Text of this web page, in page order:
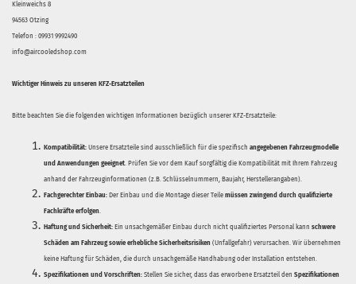
Kleinweichs 8
94563 Otzing
Telefon : 09931 9992490
info@aircooledshop.com
Wichtiger Hinweis zu unseren KFZ-Ersatzteilen
Bitte beachten Sie die folgenden wichtigen Informationen bezüglich unserer KFZ-Ersatzteile:
Kompatibilität: Unsere Ersatzteile sind ausschließlich für die spezifisch angegebenen Fahrzeugmodelle
und Anwendungen geeignet. Prüfen Sie vor dem Kauf sorgfältig die Kompatibilität mit Ihrem Fahrzeug
anhand der Fahrzeuginformationen (z.B. Schlüsselnummern, Baujahr, Herstellerangaben).
Fachgerechter Einbau: Der Einbau und die Montage dieser Teile müssen zwingend durch qualifizierte
Fachkräfte erfolgen.
Haftung und Sicherheit: Ein unsachgemäßer Einbau durch nicht qualifiziertes Personal kann schwere
Schäden am Fahrzeug sowie erhebliche Sicherheitsrisiken (Unfallgefahr) verursachen. Wir übernehmen
keine Haftung für Schäden, die durch unsachgemäße Handhabung oder Installation entstehen.
Spezifikationen und Vorschriften: Stellen Sie sicher, dass das erworbene Ersatzteil den Spezifikationen